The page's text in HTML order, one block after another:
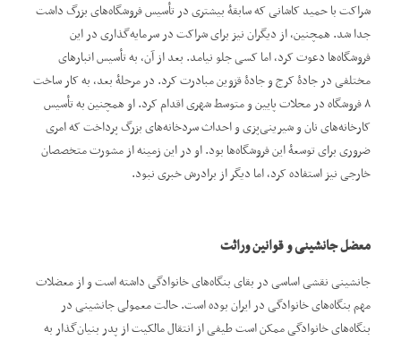
شراکت با حمید کاشانی که سابقۀ بیشتری در تأسیس فروشگاه‌های بزرگ داشت
جدا شد. همچنین، از دیگران نیز برای شراکت در سرمایه‌گذاری در این
فروشگاه‌ها دعوت کرد، اما کسی جلو نیامد. بعد از آن، به تأسیس انبارهای
مختلفی در جادۀ کرج و جادۀ قزوین مبادرت کرد. در مرحلۀ بعد، به کار ساخت
۸ فروشگاه در محلات پایین و متوسط شهری اقدام کرد. او همچنین به تأسیس
کارخانه‌های نان و شیرینی‌پزی و احداث سردخانه‌های بزرگ پرداخت که امری
ضروری برای توسعۀ این فروشگاه‌ها بود. او در این زمینه از مشورت متخصصان
خارجی نیز استفاده کرد، اما دیگر از برادرش خبری نبود.
معضل جانشینی و قوانین وراثت
جانشینی نقشی اساسی در بقای بنگاه‌های خانوادگی داشته است و از معضلات
مهم بنگاه‌های خانوادگی در ایران بوده است. حالت معمولی جانشینی در
بنگاه‌های خانوادگی ممکن است طیفی از انتقال مالکیت از پدر بنیان‌گذار به